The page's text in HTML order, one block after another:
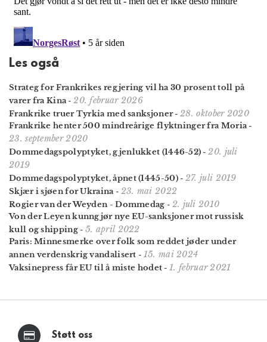
Les også
Strateg for Frankrikes regjering vil ha 30 prosent toll på
varer fra Kina -20. februar 2026
Frankrike truer Tyrkia med sanksjoner-28. oktober 2020
Frankrike henter 500 mindreårige flyktninger fra Moria -
23. september 2020
Dommedagspolyptyket, gjenlukket (1446-52) -20. juli
2019
Dommedagspolyptyket, åpnet (1445-50)- 27. juli 2019
Skjær i sjøen for Ukraina - 23. mai 2022
Rogier van der Weyden - Dommedag - 2. juli 2010
Von der Leyen kunngjør nye EU-sanksjoner mot russisk
kull og shipping- 5. april 2022
Paris: Minnes­merke over folk som reddet jøder under
annen verdens­krig vandalisert - 15. mai 2024
Vaksinepress får EU til å miste hodet -1. februar 2021
Støtt oss